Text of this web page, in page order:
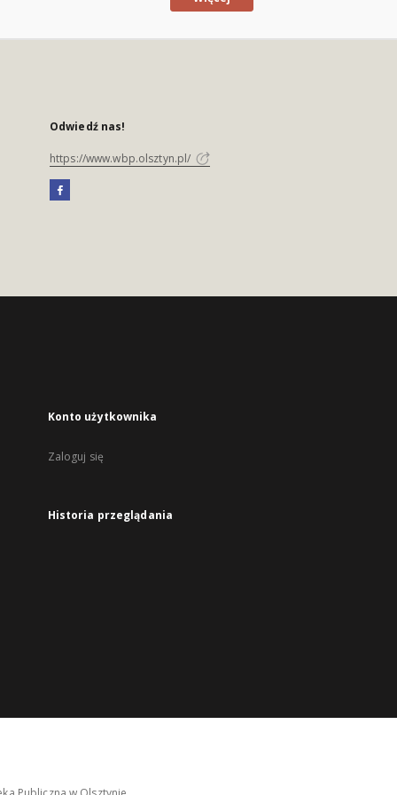
Odwiedź nas!
https://www.wbp.olsztyn.pl/
Konto użytkownika
Zaloguj się
Historia przeglądania